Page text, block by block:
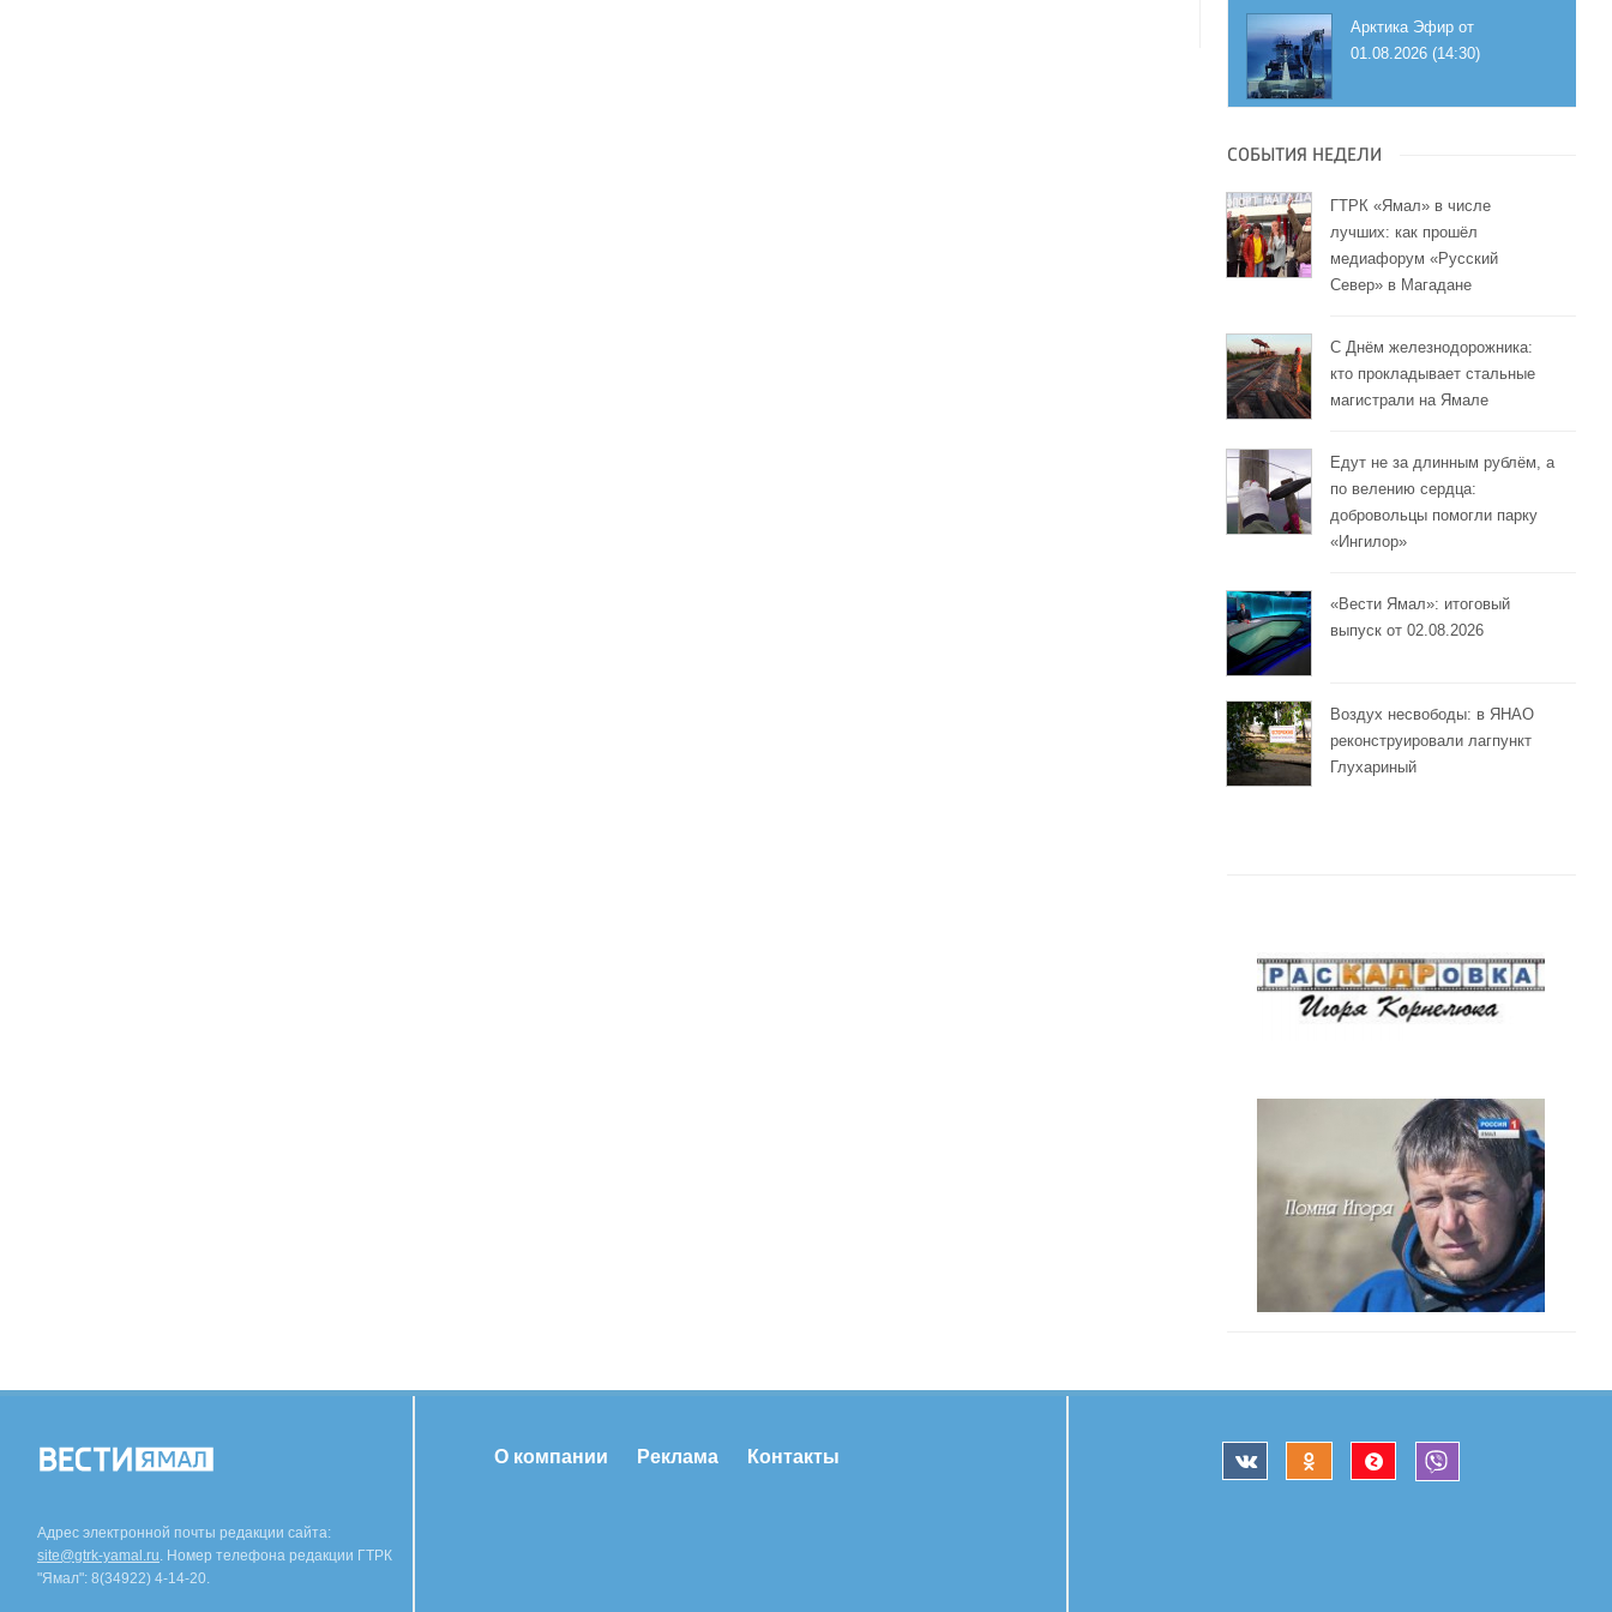
Арктика Эфир от
01.08.2026 (14:30)
СОБЫТИЯ НЕДЕЛИ
ГТРК «Ямал» в числе
лучших: как прошёл
медиафорум «Русский
Север» в Магадане
С Днём железнодорожника:
кто прокладывает стальные
магистрали на Ямале
Едут не за длинным рублём, а
по велению сердца:
добровольцы помогли парку
«Ингилор»
«Вести Ямал»: итоговый
выпуск от 02.08.2026
Воздух несвободы: в ЯНАО
реконструировали лагпункт
Глухариный
Адрес электронной почты редакции сайта:
site@gtrk-yamal.ru. Номер телефона редакции ГТРК
"Ямал": 8(34922) 4-14-20.
О компании Реклама Контакты